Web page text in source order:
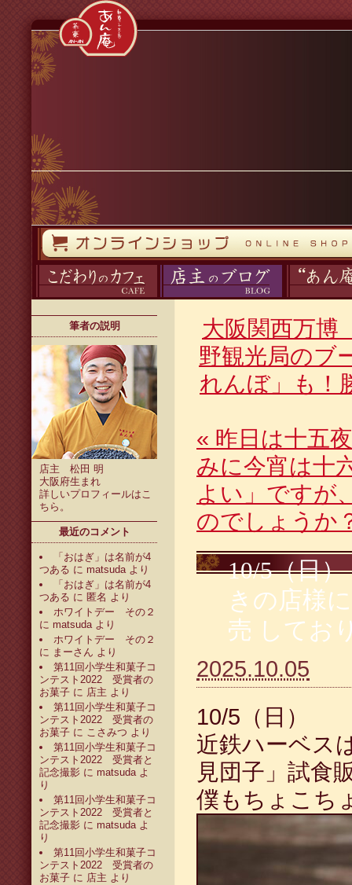
筆者の説明
店主 松田 明
大阪府生まれ
詳しいプロフィールはこ
ちら 。
最近のコメント
「おはぎ」は名前が4
つある に matsudaより
「おはぎ」は名前が4
つある に 匿名 より
ホワイトデー その２
に matsudaより
ホワイトデー その２
に まーさん より
第11回小学生和菓子コ
ンテスト2022 受賞者の
お菓子 に 店主 より
第11回小学生和菓子コ
ンテスト2022 受賞者の
お菓子 に こさみつ より
第11回小学生和菓子コ
ンテスト2022 受賞者と
記念撮影 に matsudaよ
り
第11回小学生和菓子コ
ンテスト2022 受賞者と
記念撮影 に matsudaよ
り
第11回小学生和菓子コ
ンテスト2022 受賞者の
お菓子 に 店主 より
大阪関西万
野観光局のブ
れんぼ」も！
« 昨日は十五
みに今宵は十
よい」ですが
のでしょうか
10/5（日
きの店様
売 してお
2025.10.05
10/5（日）
近鉄ハーベス
見団子」試食
僕もちょこち